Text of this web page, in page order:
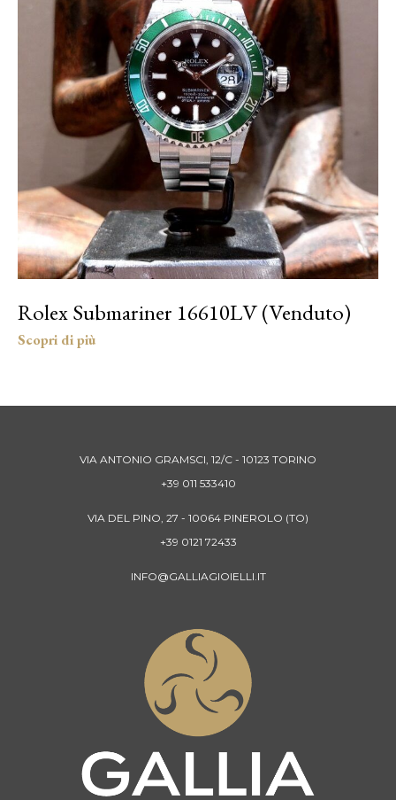
Rolex Submariner 16610LV (Venduto)
VIA ANTONIO GRAMSCI, 12/C - 10123 TORINO
+39 011 533410
VIA DEL PINO, 27 - 10064 PINEROLO (TO)
+39 0121 72433
INFO@GALLIAGIOIELLI.IT